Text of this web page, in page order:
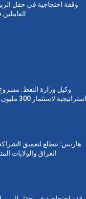
وقفة احتجاجية في حقل
وكيل وزارة النفط:
استراتيجية
هاريس: نتطلع لتعميق الشراكة
العراق والولايات